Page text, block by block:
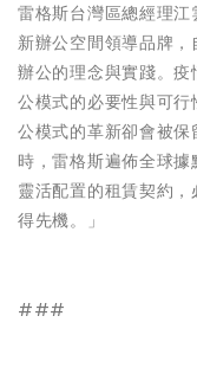
雷格斯台灣區總經理
新辦公空間領導品牌
辦公的理念與實踐。
公模式的必要性與可
公模式的革新卻會被
時，雷格斯遍佈全球
靈活配置的租賃契約
得先機。」
###